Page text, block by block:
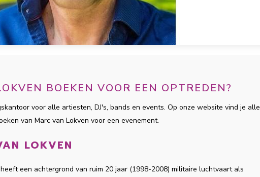
BOEKEN VOOR EEN OPTREDEN?
voor alle artiesten, DJ's, bands en events. Op onze website vind je alle
van Marc van Lokven voor een evenement.
LOKVEN
een achtergrond van ruim 20 jaar (1998-2008) militaire luchtvaart als